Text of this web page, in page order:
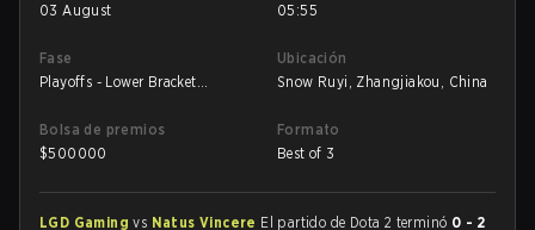
03 August
05:55
Fase
Playoffs - Lower Bracket
Ubicación
Snow Ruyi, Zhangjiakou, China
Bolsa de premios
$500000
Formato
Best of 3
LGD Gamingvs Natus Vincere El partido de Dota 2 terminó 0 - 2